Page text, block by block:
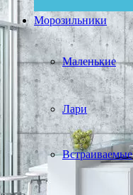
Морозильники
Маленькие
Лари
Встраиваемые